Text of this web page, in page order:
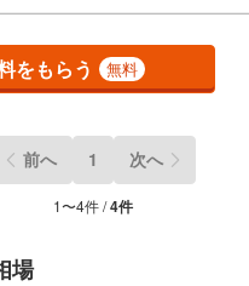
をもらう 無料
前へ 1 次へ
1〜4件 /4件
場